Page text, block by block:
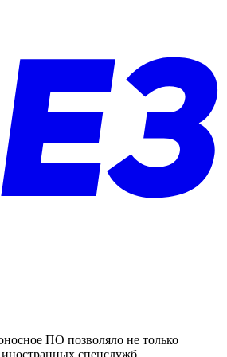
ПО позволяло не только
спецслужб.